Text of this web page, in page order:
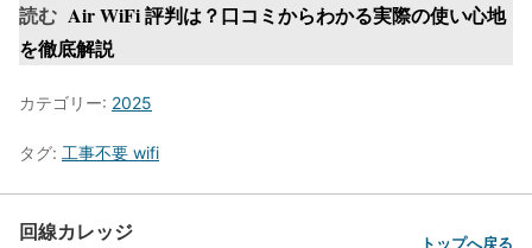
読む Air WiFi 評判は？口コミからわかる実際の使い心地
を徹底解説
カテゴリー: 2025
タグ: 工事不要 wifi
回線カレッジ トップへ戻る